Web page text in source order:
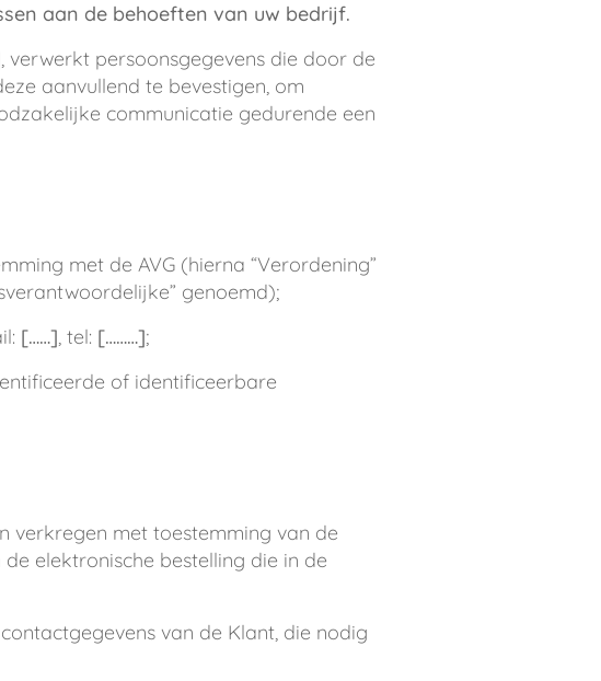
aan de behoeften van uw bedrijf.
, verwerkt persoonsgegevens die door de
aanvullend te bevestigen, om
communicatie gedurende een
met de AVG (hierna “Verordening”
genoemd);
[……], tel: [………];
of identificeerbare
verkregen met toestemming van de
elektronische bestelling die in de
van de Klant, die nodig